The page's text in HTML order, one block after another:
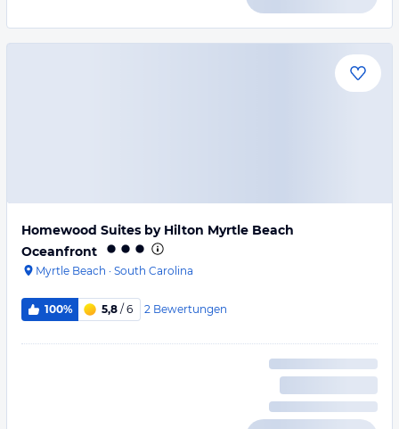
Homewood Suites by Hilton Myrtle Beach
Oceanfront
Myrtle Beach · South Carolina
100% 5,8 / 6 2 Bewertungen